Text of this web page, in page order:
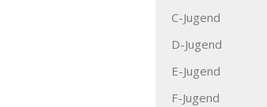
C-Jugend
D-Jugend
E-Jugend
F-Jugend